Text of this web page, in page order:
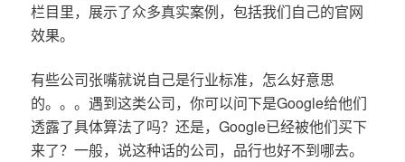
栏目里，展示了众多真实案例，包括我们自己的官网
效果。
有些公司张嘴就说自己是行业标准，怎么好意思
的。。。遇到这类公司，你可以问下是Google给他们
透露了具体算法了吗？还是，Google已经被他们买下
来了？一般，说这种话的公司，品行也好不到哪去。